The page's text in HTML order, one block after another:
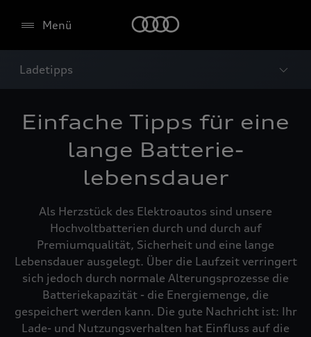
Menü
Ladetipps
Einfache Tipps für eine
lange Batterie­
lebensdauer
Als Herzstück des Elektroautos sind unsere
Hochvoltbatterien durch und durch auf
Premiumqualität, Sicherheit und eine lange
Lebensdauer ausgelegt. Über die Laufzeit verringert
sich jedoch durch normale Alterungsprozesse die
Batteriekapazität - die Energiemenge, die
gespeichert werden kann. Die gute Nachricht ist: Ihr
Lade- und Nutzungsverhalten hat Einfluss auf die